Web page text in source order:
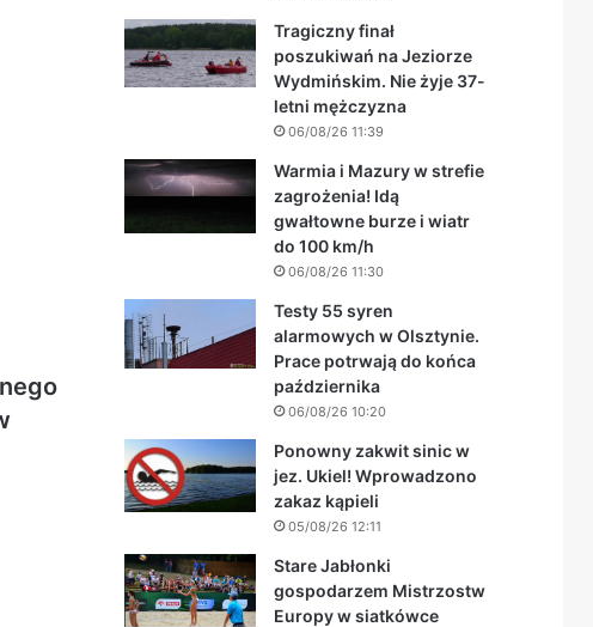
Tragiczny finał
poszukiwań na Jeziorze
Wydmińskim. Nie żyje 37-
letni mężczyzna
06/08/26 11:39
Warmia i Mazury w strefie
zagrożenia! Idą
gwałtowne burze i wiatr
do 100 km/h
06/08/26 11:30
Testy 55 syren
alarmowych w Olsztynie.
Prace potrwają do końca
października
06/08/26 10:20
Ponowny zakwit sinic w
jez. Ukiel! Wprowadzono
zakaz kąpieli
05/08/26 12:11
Stare Jabłonki
gospodarzem Mistrzostw
Europy w siatkówce